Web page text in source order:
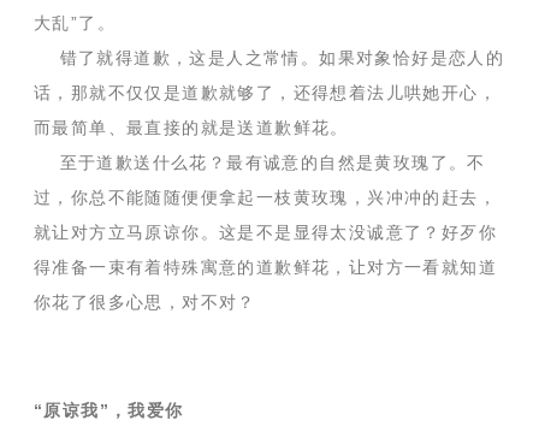
大乱”了。
错了就得道歉，这是人之常情。如果对象恰好是恋人的
话，那就不仅仅是道歉就够了，还得想着法儿哄她开心，
而最简单、最直接的就是送道歉鲜花。
至于道歉送什么花？最有诚意的自然是黄玫瑰了。不
过，你总不能随随便便拿起一枝黄玫瑰，兴冲冲的赶去，
就让对方立马原谅你。这是不是显得太没诚意了？好歹你
得准备一束有着特殊寓意的道歉鲜花，让对方一看就知道
你花了很多心思，对不对？
“原谅我”，我爱你